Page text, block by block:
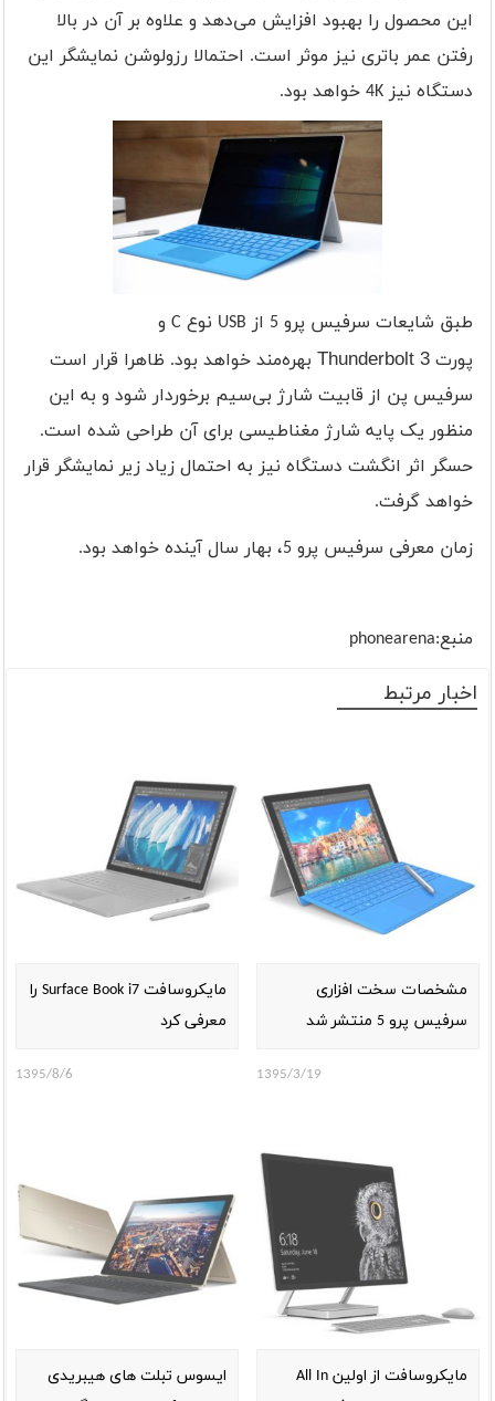
این محصول را بهبود افزایش می‌دهد و علاوه بر آن در بالا
رفتن عمر باتری نیز موثر است. احتمالا رزولوشن نمایشگر این
دستگاه نیز 4K خواهد بود.
طبق شایعات سرفیس پرو 5 از USB نوع C و
پورت Thunderbolt 3 بهره‌مند خواهد بود. ظاهرا قرار است
سرفیس پن از قابیت شارژ بی‌سیم برخوردار شود و به این
منظور یک پایه شارژ مغناطیسی برای آن طراحی شده است.
حسگر اثر انگشت دستگاه نیز به احتمال زیاد زیر نمایشگر قرار
خواهد گرفت.
زمان معرفی سرفیس پرو 5، بهار سال آینده خواهد بود.
منبع:phonearena
اخبار مرتبط
مشخصات سخت افزاری
سرفیس پرو 5 منتشر شد
1395/3/19
مایکروسافت Surface Book i7 را
معرفی کرد
1395/8/6
مایکروسافت از اولین All In
ایسوس تبلت های هیبریدی